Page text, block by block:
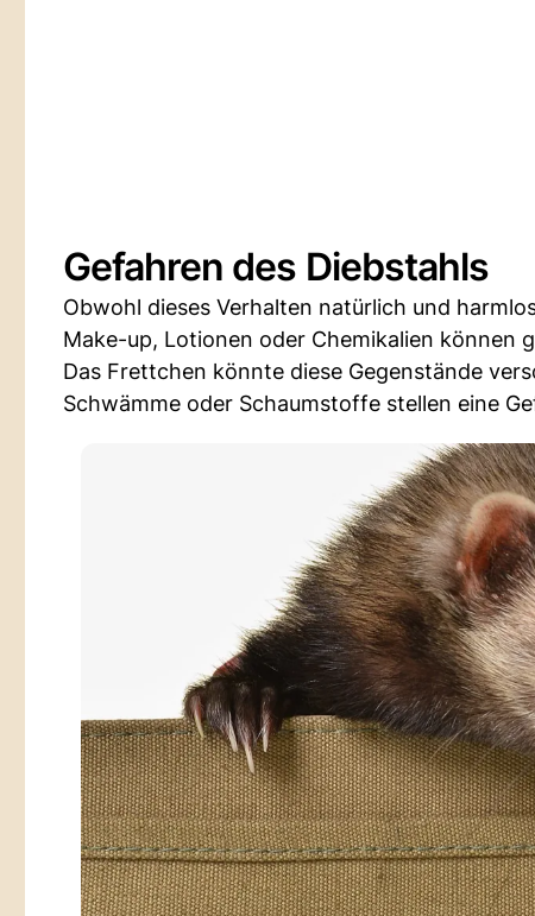
Gefahren des Diebstahls
Obwohl dieses Verhalten natürlich und
Make-up, Lotionen oder Chemikalien können
Das Frettchen könnte diese Gegenstände
Schwämme oder Schaumstoffe stellen eine